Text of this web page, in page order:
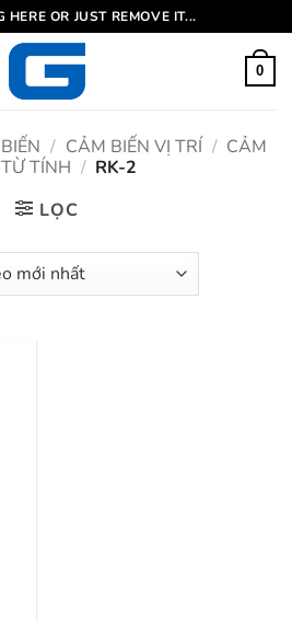
OR JUST REMOVE IT...
0
/ CẢM BIẾN VỊ TRÍ / CẢM
TÍNH / RK-2
LỌC